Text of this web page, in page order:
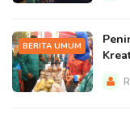
BERITA UMUM